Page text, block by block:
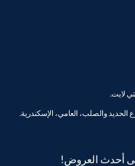
لايت.
أحدث العروض!